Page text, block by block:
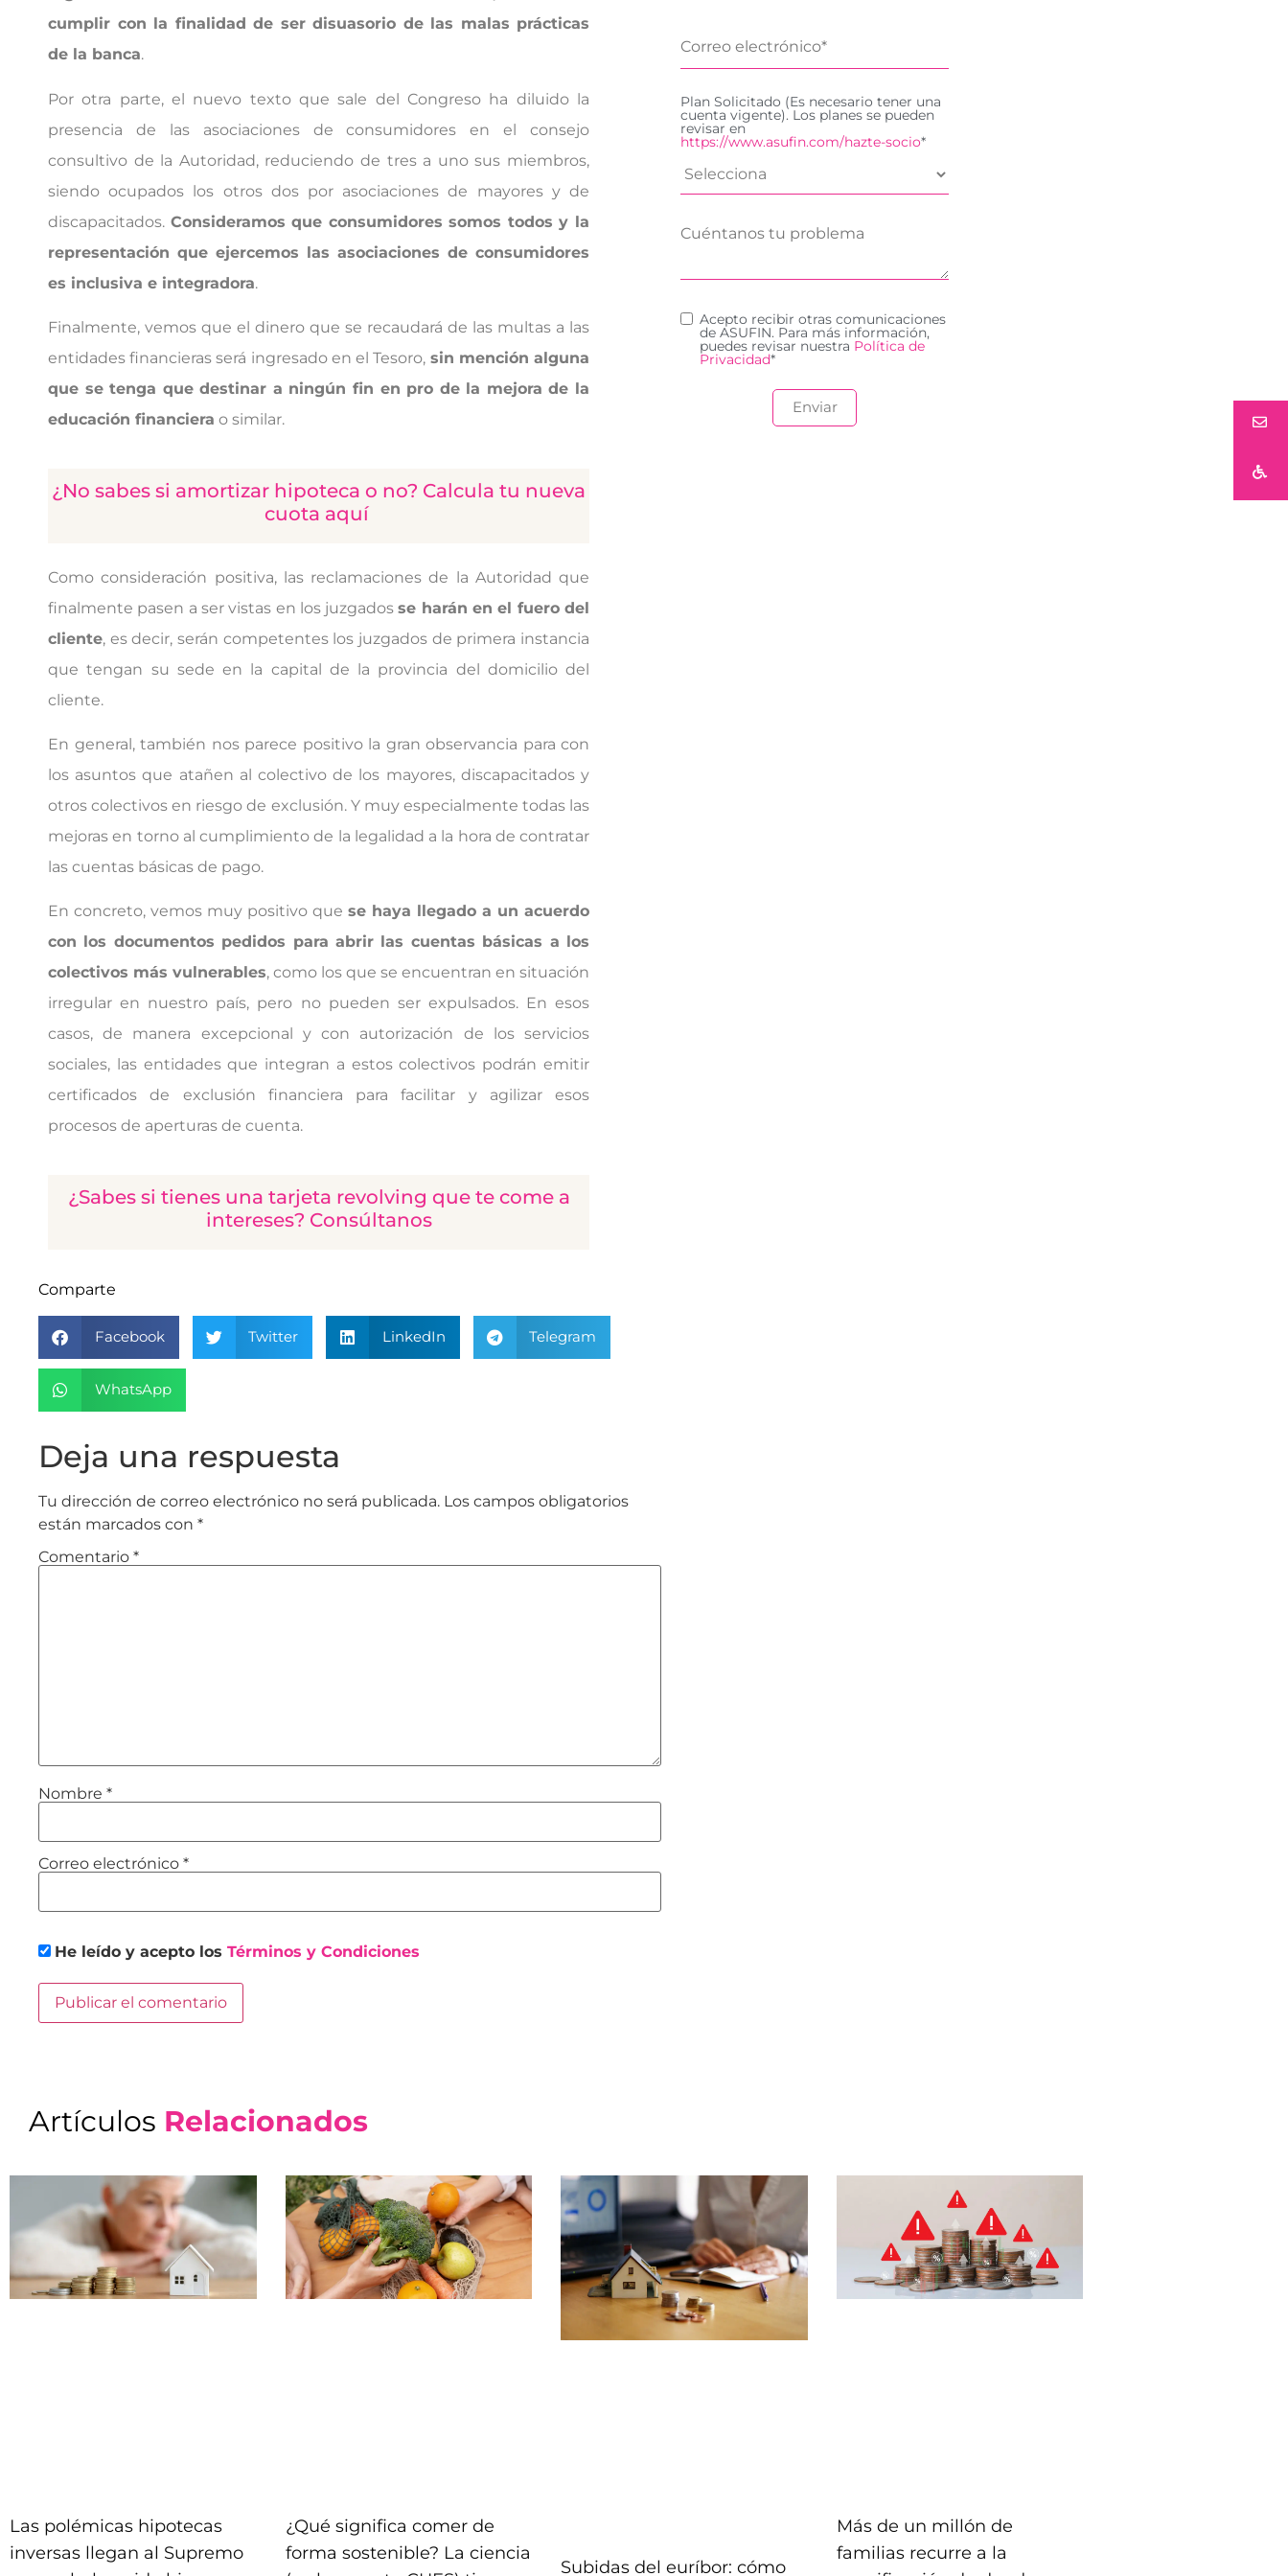
cumplir con la finalidad de ser disuasorio de las malas prácticas
de la banca.
Por otra parte, el nuevo texto que sale del Congreso ha diluido la
presencia de las asociaciones de consumidores en el consejo
consultivo de la Autoridad, reduciendo de tres a uno sus miembros,
siendo ocupados los otros dos por asociaciones de mayores y de
discapacitados. Consideramos que consumidores somos todos y la
representación que ejercemos las asociaciones de consumidores
es inclusiva e integradora.
Finalmente, vemos que el dinero que se recaudará de las multas a las
entidades financieras será ingresado en el Tesoro, sin mención alguna
que se tenga que destinar a ningún fin en pro de la mejora de la
educación financiera o similar.
¿No sabes si amortizar hipoteca o no? Calcula tu nueva
cuota aquí
Como consideración positiva, las reclamaciones de la Autoridad que
finalmente pasen a ser vistas en los juzgadosse harán en el fuero del
cliente, es decir, serán competentes los juzgados de primera instancia
que tengan su sede en la capital de la provincia del domicilio del
cliente.
En general, también nos parece positivo la gran observancia para con
los asuntos que atañen al colectivo de los mayores, discapacitados y
otros colectivos en riesgo de exclusión. Y muy especialmente todas las
mejoras en torno al cumplimiento de la legalidad a la hora de contratar
las cuentas básicas de pago.
En concreto, vemos muy positivo que se haya llegado a un acuerdo
con los documentos pedidos para abrir las cuentas básicas a los
colectivos más vulnerables, como los que se encuentran en situación
irregular en nuestro país, pero no pueden ser expulsados. En esos
casos, de manera excepcional y con autorización de los servicios
sociales, las entidades que integran a estos colectivos podrán emitir
certificados de exclusión financiera para facilitar y agilizar esos
procesos de aperturas de cuenta.
¿Sabes si tienes una tarjeta revolving que te come a
intereses? Consúltanos
Comparte
Facebook Twitter LinkedIn Telegram
WhatsApp
Deja una respuesta
Tu dirección de correo electrónico no será publicada. Los campos obligatorios
están marcados con *
Comentario *
Nombre *
Correo electrónico *
He leído y acepto los Términos y Condiciones
Plan Solicitado (Es necesario tener una
cuenta vigente). Los planes se pueden
revisar en
https://www.asufin.com/hazte-socio*
Acepto recibir otras comunicaciones
de ASUFIN. Para más información,
puedes revisar nuestra Política de
Privacidad*
Artículos Relacionados
Las polémicas hipotecas
inversas llegan al Supremo
¿Qué significa comer de
forma sostenible? La ciencia
Subidas del euríbor: cómo
Más de un millón de
familias recurre a la